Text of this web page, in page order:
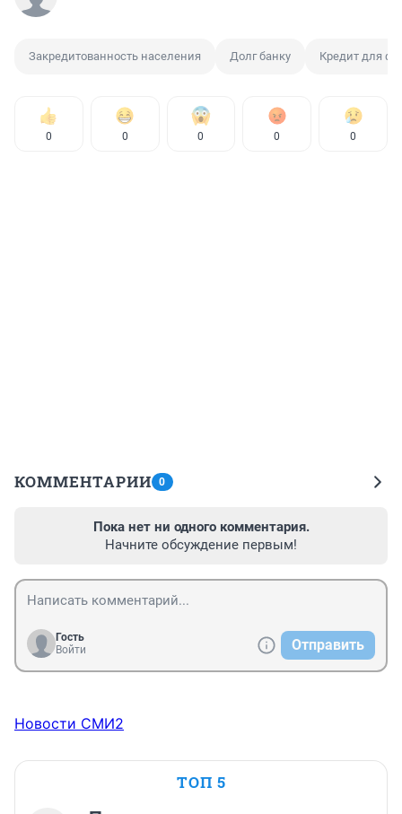
Закредитованность населения Долг банку Кредит для
0 0 0 0 0
КОММЕНТАРИИ 0
Пока нет ни одного комментария.
Начните обсуждение первым!
Гость
Войти
Отправить
Новости СМИ2
ТОП 5